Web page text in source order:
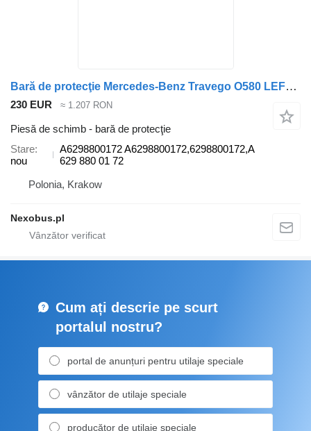
Bară de protecţie Mercedes-Benz Travego O580 LEFT A6298800172 pentru autobuz
230 EUR ≈ 1.207 RON
Piesă de schimb - bară de protecţie
Stare
nou
A6298800172 A6298800172,6298800172,A
629 880 01 72
Polonia, Krakow
Nexobus.pl
Cum ați descrie pe scurt
portalul nostru?
portal de anunțuri pentru utilaje speciale
vânzător de utilaje speciale
producător de utilaje speciale